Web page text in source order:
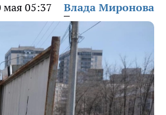
мая 05:37 Влада Миронова